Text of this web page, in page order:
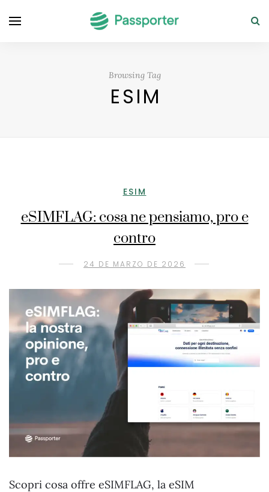
Browsing Tag
ESIM
ESIM
eSIMFLAG: cosa ne pensiamo, pro e
contro
24 DE MARZO DE 2026
Scopri cosa offre eSIMFLAG, la eSIM